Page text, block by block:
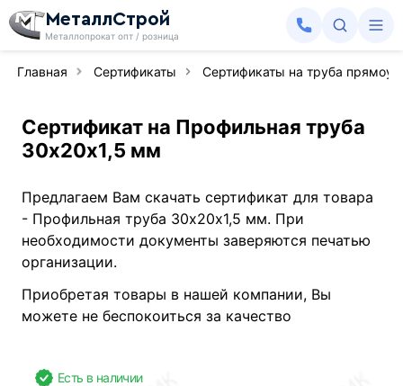
МеталлСтрой
Металлопрокат опт / розница
Главная Сертификаты Сертификаты на труба
Сертификат на Профильная труба
30х20х1,5 мм
Предлагаем Вам скачать сертификат для товара
- Профильная труба 30х20х1,5 мм. При
необходимости документы заверяются печатью
организации.
Приобретая товары в нашей компании, Вы
можете не беспокоиться за качество
Есть в наличии